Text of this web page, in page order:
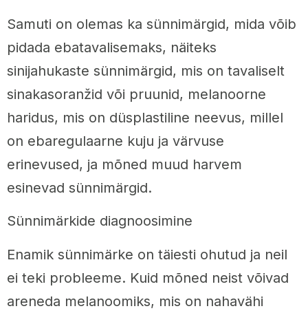
Samuti on olemas ka sünnimärgid, mida võib
pidada ebatavalisemaks, näiteks
sinijahukaste sünnimärgid, mis on tavaliselt
sinakasoranžid või pruunid, melanoorne
haridus, mis on düsplastiline neevus, millel
on ebaregulaarne kuju ja värvuse
erinevused, ja mõned muud harvem
esinevad sünnimärgid.
Sünnimärkide diagnoosimine
Enamik sünnimärke on täiesti ohutud ja neil
ei teki probleeme. Kuid mõned neist võivad
areneda melanoomiks, mis on nahavähi